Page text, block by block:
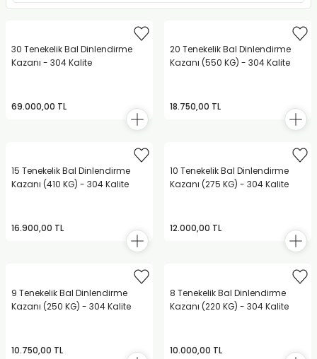
30 Tenekelik Bal Dinlendirme
Kazanı - 304 Kalite
69.000,00 TL
20 Tenekelik Bal Dinlendirme
Kazanı (550 KG) - 304 Kalite
18.750,00 TL
15 Tenekelik Bal Dinlendirme
Kazanı (410 KG) - 304 Kalite
16.900,00 TL
10 Tenekelik Bal Dinlendirme
Kazanı (275 KG) - 304 Kalite
12.000,00 TL
9 Tenekelik Bal Dinlendirme
Kazanı (250 KG) - 304 Kalite
10.750,00 TL
8 Tenekelik Bal Dinlendirme
Kazanı (220 KG) - 304 Kalite
10.000,00 TL